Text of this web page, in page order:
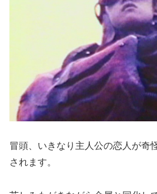
冒頭、いきなり主人公の恋人が奇
されます。